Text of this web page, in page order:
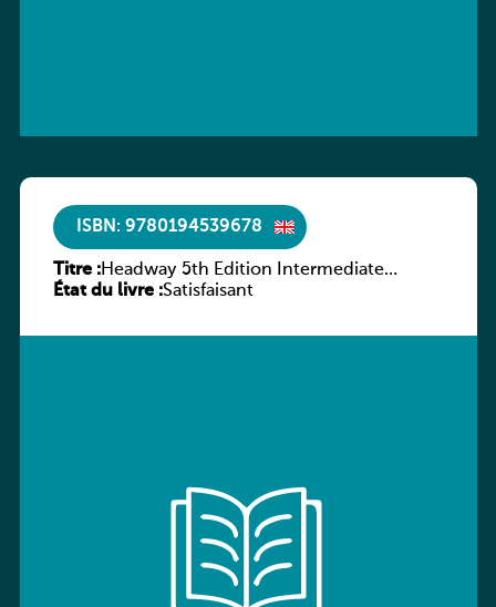
ISBN: 9780194539678
Titre :Headway 5th Edition Intermediate
Workbook without key
État du livre :Satisfaisant